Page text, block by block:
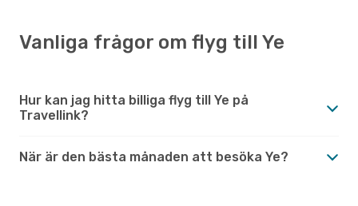
Vanliga frågor om flyg till Ye
Hur kan jag hitta billiga flyg till Ye på
Travellink?
När är den bästa månaden att besöka Ye?